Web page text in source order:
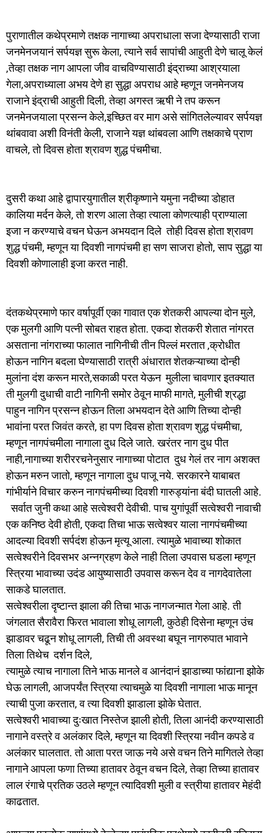
पुराणातील कथेप्रमाणे तक्षक नागाच्या अपराधाला सजा देण्यासाठी राजा
जनमेनजयानं सर्पयज्ञ सुरू केला, त्याने सर्व सापांची आहुती देणे चालू केलं
,तेव्हा तक्षक नाग आपला जीव वाचविण्यासाठी इंद्राच्या आश्रयाला
गेला,अपराध्याला अभय देणे हा सुद्धा अपराध आहे म्हणून जनमेनजय
राजाने इंद्राची आहुती दिली, तेव्हा अगस्त ऋषी ने तप करून
जनमेनजयाला प्रसन्न केले,इच्छित वर माग असे सांगितलेल्यावर सर्पयज्ञ
थांबवावा अशी विनंती केली, राजाने यज्ञ थांबवला आणि तक्षकाचे प्राण
वाचले, तो दिवस होता श्रावण शुद्ध पंचमीचा.
दुसरी कथा आहे द्वापारयुगातील श्रीकृष्णाने यमुना नदीच्या डोहात
कालिया मर्दन केले, तो शरण आला तेव्हा त्याला कोणत्याही प्राण्याला
इजा न करण्याचे वचन घेऊन अभयदान दिले तोही दिवस होता श्रावण
शुद्ध पंचमी, म्हणून या दिवशी नागपंचमी हा सण साजरा होतो, साप सुद्धा या
दिवशी कोणालाही इजा करत नाही.
दंतकथेप्रमाणे फार वर्षापूर्वी एका गावात एक शेतकरी आपल्या दोन मुले,
एक मुलगी आणि पत्नी सोबत राहत होता. एकदा शेतकरी शेतात नांगरत
असताना नांगराच्या फालात नागिनीची तीन पिल्लं मरतात ,क्रोधीत
होऊन नागिन बदला घेण्यासाठी रात्री अंधारात शेतकऱ्याच्या दोन्ही
मुलांना दंश करून मारते,सकाळी परत येऊन मुलीला चावणार इतक्यात
ती मुलगी दुधाची वाटी नागिनी समोर ठेवून माफी मागते, मुलीची श्रद्धा
पाहुन नागिन प्रसन्न होऊन तिला अभयदान देते आणि तिच्या दोन्ही
भावांना परत जिवंत करते, हा पण दिवस होता श्रावण शुद्ध पंचमीचा,
म्हणून नागपंचमीला नागाला दुध दिले जाते. खरंतर नाग दुध पीत
नाही,नागाच्या शरीररचनेनुसार नागाच्या पोटात दुध गेलं तर नाग अशक्त
होऊन मरुन जातो, म्हणून नागाला दुध पाजू नये. सरकारने याबाबत
गांभीर्याने विचार करुन नागपंचमीच्या दिवशी गारुड्यांना बंदी घातली आहे.
सर्वात जुनी कथा आहे सत्वेश्वरी देवीची. पाच युगांपूर्वी सत्वेश्वरी नावाची
एक कनिष्ठ देवी होती, एकदा तिचा भाऊ सत्वेश्वर याला नागपंचमीच्या
आदल्या दिवशी सर्पदंश होऊन मृत्यू आला. त्यामुळे भावाच्या शोकात
सत्वेश्वरीने दिवसभर अन्नग्रहण केले नाही तिला उपवास घडला म्हणून
स्त्रिया भावाच्या उदंड आयुष्यासाठी उपवास करून देव व नागदेवातेला
साकडे घालतात.
सत्वेश्वरीला दृष्टान्त झाला की तिचा भाऊ नागजन्मात गेला आहे. ती
जंगलात सैरावैरा फिरत भावाला शोधू लागली, कुठेही दिसेना म्हणून उंच
झाडावर चढून शोधू लागली, तिची ती अवस्था बघून नागरुपात भावाने
तिला तिथेच दर्शन दिले,
त्यामुळे त्याच नागाला तिने भाऊ मानले व आनंदानं झाडाच्या फांद्याना झोके
घेऊ लागली, आजपर्यंत स्त्रिया त्याचमुळे या दिवशी नागाला भाऊ मानून
त्याची पुजा करतात, व त्या दिवशी झाडाला झोके घेतात.
सत्वेश्वरी भावाच्या दुःखात निस्तेज झाली होती, तिला आनंदी करण्यासाठी
नागाने वस्त्रे व अलंकार दिले, म्हणून या दिवशी स्त्रिया नवीन कपडे व
अलंकार घालतात. तो आता परत जाऊ नये असे वचन तिने मागितले तेव्हा
नागाने आपला फणा तिच्या हातावर ठेवून वचन दिले, तेव्हा तिच्या हातावर
लाल रंगाचे प्रतिक उठले म्हणून त्यादिवशी मुली व स्त्रीया हातावर मेहंदी
काढतात.